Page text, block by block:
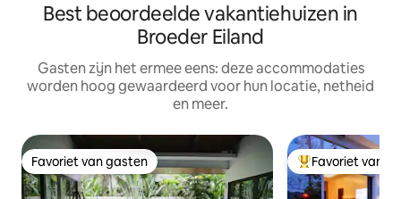
Best beoordeelde vakantiehuizen in
Broeder Eiland
Gasten zijn het ermee eens: deze accommodaties
worden hoog gewaardeerd voor hun locatie, netheid
en meer.
Favoriet van gasten
Favoriet van gasten Topfavoriet van
Favoriet van